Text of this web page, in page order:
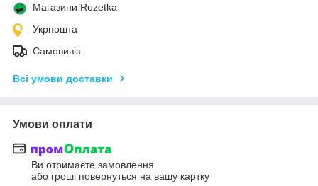
Магазини Rozetka
Укрпошта
Самовивіз
Всі умови доставки
Умови оплати
Ви отримаєте замовлення
або гроші повернуться на вашу картку